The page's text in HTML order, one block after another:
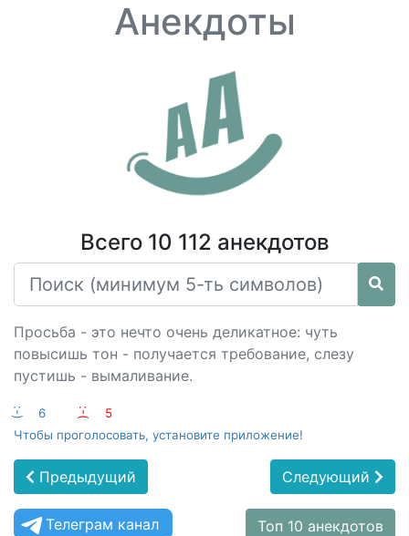
Анекдоты
Всего 10 112 анекдотов
Просьба - это нечто очень деликатное: чуть
повысишь тон - получается требование, слезу
пустишь - вымаливание.
:-) 6 :-(
5
Чтобы проголосовать, установите приложение!
Предыдущий Следующий
Телеграм канал Топ 10 анекдотов